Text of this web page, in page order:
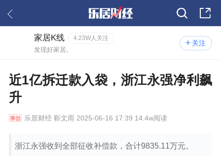
关注
家居K线 4.23W人关注
发现好家居。
近1亿拆迁款入袋，浙江永强净利飙
升
乐居财经靳文雨 2025-06-16 17:39 14.4w阅读
浙江永强收到全部征收补偿款，合计9835.11万元。